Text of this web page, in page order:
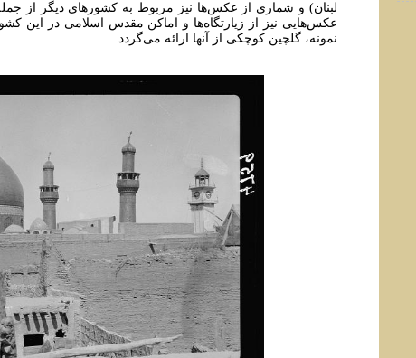
لبنان) و شماری از عکس‌ها نیز مربوط به کشورهای دیگر از
عکس‌هایی نیز از زیارتگاه‌ها و اماکن مقدس اسلامی در این
نمونه، گلچین کوچکی از آنها ارائه می‌گردد.